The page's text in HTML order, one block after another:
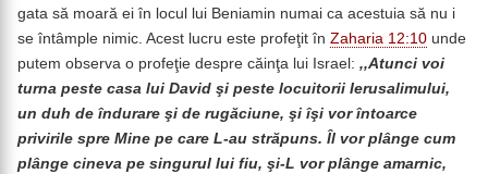
gata să moară ei în locul lui Beniamin numai ca acestuia să nu i
se întâmple nimic. Acest lucru este profeţit în Zaharia 12:10 unde
putem observa o profeţie despre căinţa lui Israel: ,,Atunci voi
turna peste casa lui David şi peste locuitorii Ierusalimului,
un duh de îndurare şi de rugăciune, şi îşi vor întoarce
privirile spre Mine pe care L-au străpuns. Îl vor plânge cum
plânge cineva pe singurul lui fiu, şi-L vor plânge amarnic,